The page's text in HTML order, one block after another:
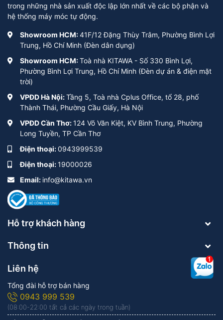
trong những nhà sản xuất độc lập lớn nhất về các bộ phận và
hệ thống máy móc tự động.
Showroom HCM:41F/12 Đặng Thùy Trâm, Phường Bình Lợi
Trung, Hồ Chí Minh (Đèn dân dụng)
Showroom HCM:Toà nhà KITAWA - Số 330 Bình Lợi,
Phường Bình Lợi Trung, Hồ Chí Minh (Đèn dự án & điện mặt
trời)
VPĐD Hà Nội:Tầng 5, Toà nhà Cplus Office, tổ 28, phố
Thành Thái, Phường Cầu Giấy, Hà Nội
VPĐD Cần Thơ:124 Võ Văn Kiệt, KV Bình Trung, Phường
Long Tuyền, TP Cần Thơ
Điện thoại:0943999539
Điện thoại:19000026
Email: info@kitawa.vn
Hỗ trợ khách hàng
Thông tin
Liên hệ
Tổng đài hỗ trợ bán hàng
0943 999 539
(08:00-22:00 tất cả các ngày trong tuần)